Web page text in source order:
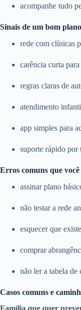
acompanhe tudo
Sinais de um bom
rede com clínicas
carência curta
regras claras de
atendimento
app simples para
suporte rápido por
Erros comuns que
assinar plano
não testar a rede
esquecer que
comprar
não ler a tabela de
Casos comuns e